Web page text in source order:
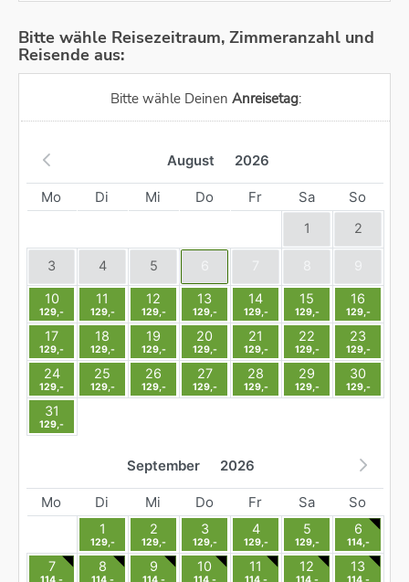
Bitte wähle Reisezeitraum, Zimmeranzahl und
Reisende aus:
Bitte wähle Deinen Anreisetag:
August 2026
Mo Di Mi Do Fr Sa So
1 2
3 4 5
10
129,-
11
129,-
12
129,-
13
129,-
14
129,-
15
129,-
16
129,-
17
129,-
18
129,-
19
129,-
20
129,-
21
129,-
22
129,-
23
129,-
24
129,-
25
129,-
26
129,-
27
129,-
28
129,-
29
129,-
30
129,-
31
129,-
September 2026
Mo Di Mi Do Fr Sa So
1
129,-
2
129,-
3
129,-
4
129,-
5
129,-
6
114,-
7
114,-
8
114,-
9
114,-
10
114,-
11
114,-
12
114,-
13
114,-